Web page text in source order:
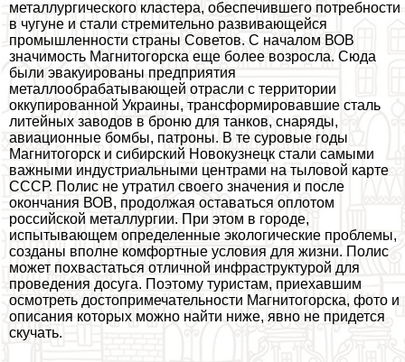
металлургического кластера, обеспечившего потребности
в чугуне и стали стремительно развивающейся
промышленности страны Советов. С началом ВОВ
значимость Магнитогорска еще более возросла. Сюда
были эвакуированы предприятия
металлообpaбатывающей отрасли с территории
оккупированной Украины, трaнcформировавшие сталь
литейных заводов в броню для танков, снаряды,
авиационные бомбы, патроны. В те суровые годы
Магнитогорск и сибирский Новокузнецк стали самыми
важными индустриальными центрами на тыловой карте
СССР. Полис не утратил своего значения и после
окончания ВОВ, продолжая оставаться оплотом
российской металлургии. При этом в городе,
испытывающем определенные экологические проблемы,
созданы вполне комфортные условия для жизни. Полис
может похвастаться отличной инфраструктурой для
проведения досуга. Поэтому туристам, приехавшим
осмотреть достопримечательности Магнитогорска, фото и
описания которых можно найти ниже, явно не придется
скучать.